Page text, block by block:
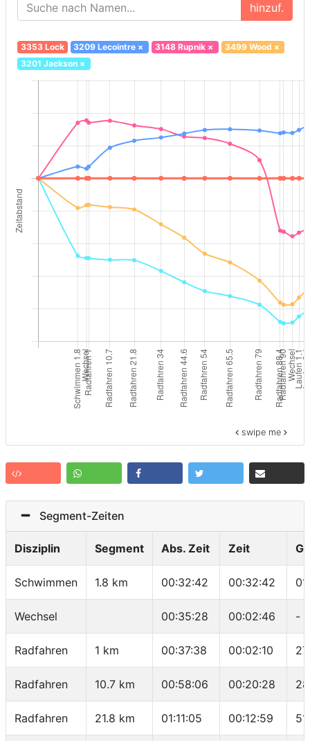
hinzuf.
3353 Lock 3209 Lecointre × 3148 Rupnik× 3499 Wood ×
3201 Jackson×
swipe me
Segment-Zeiten
Disziplin Segment Abs. Zeit Zeit
Schwimmen 1.8 km 00:32:42 00:32:42
Wechsel 00:35:28 00:02:46 -
Radfahren 1 km 00:37:38 00:02:10
Radfahren 10.7 km 00:58:06 00:20:28
Radfahren 21.8 km 01:11:05 00:12:59